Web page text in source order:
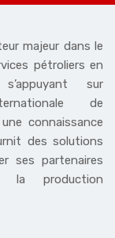
majeur dans le
pétroliers en
sur
de
connaissance
des solutions
ses partenaires
la production